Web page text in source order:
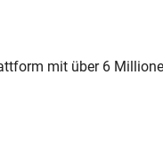
mit über 6